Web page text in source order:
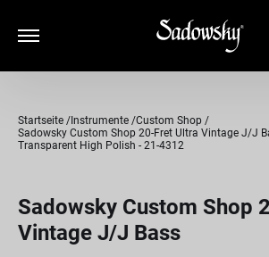
Startseite Instrumente Custom Shop
Sadowsky Custom Shop 20-Fret Ultra Vintage J/J
Transparent High Polish - 21-4312
Sadowsky Custom Shop
Vintage J/J Bass